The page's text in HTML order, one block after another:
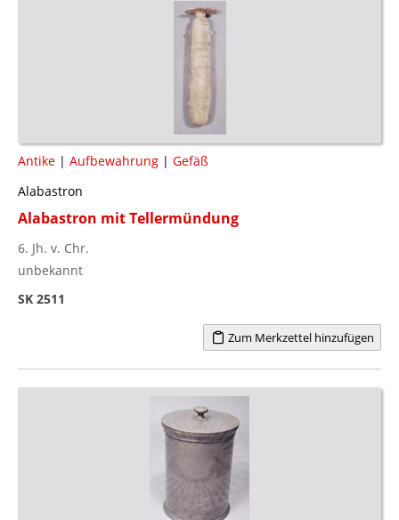
Antike | Aufbewahrung | Gefäß
Alabastron
Alabastron mit Tellermündung
6. Jh. v. Chr.
unbekannt
SK 2511
Zum Merkzettel hinzufügen